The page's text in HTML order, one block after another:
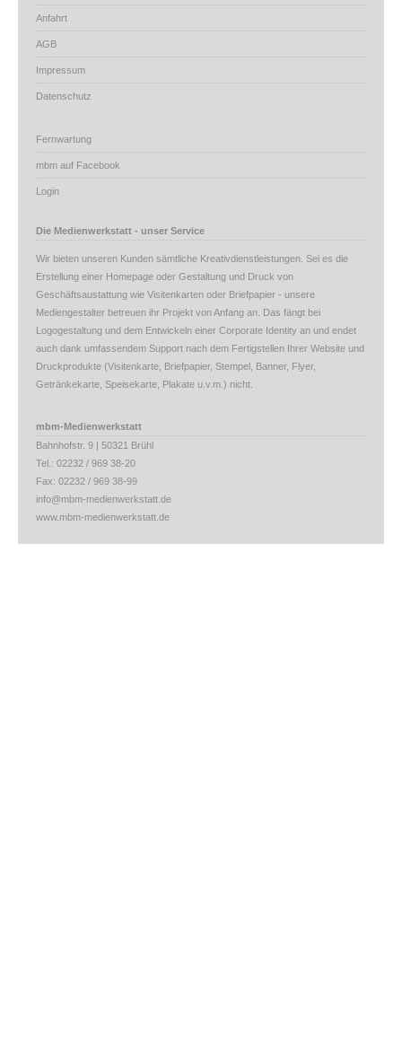
Anfahrt
AGB
Impressum
Datenschutz
Fernwartung
mbm auf Facebook
Login
Die Medienwerkstatt - unser Service
Wir bieten unseren Kunden sämtliche Kreativdienstleistungen. Sei es die
Erstellung einer Homepage oder Gestaltung und Druck von
Geschäftsaustattung wie Visitenkarten oder Briefpapier - unsere
Mediengestalter betreuen ihr Projekt von Anfang an. Das fängt bei
Logogestaltung und dem Entwickeln einer Corporate Identity an und endet
auch dank umfassendem Support nach dem Fertigstellen Ihrer Website und
Druckprodukte (Visitenkarte, Briefpapier, Stempel, Banner, Flyer,
Getränkekarte, Speisekarte, Plakate u.v.m.) nicht.
mbm-Medienwerkstatt
Bahnhofstr. 9 | 50321 Brühl
Tel.: 02232 / 969 38-20
Fax: 02232 / 969 38-99
info@mbm-medienwerkstatt.de
www.mbm-medienwerkstatt.de